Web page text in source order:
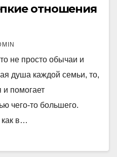
отношения
не просто обычаи и
душа каждой семьи, то,
и помогает
чего-то большего.
как в…